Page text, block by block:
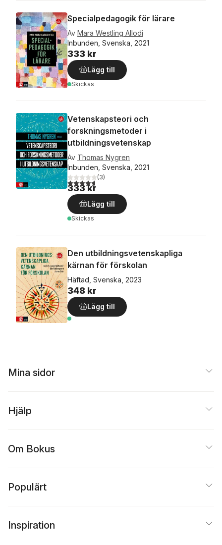
Specialpedagogik för lärare
Av Mara Westling Allodi
Inbunden, Svenska, 2021
333 kr
Lägg till
Skickas
Vetenskapsteori och
forskningsmetoder i
utbildningsvetenskap
Av Thomas Nygren
Inbunden, Svenska, 2021
4,7utav 5 stjärnor. Totalt antal röster:
(3)
333 kr
Lägg till
Skickas
Den utbildningsvetenskapliga
kärnan för förskolan
Häftad, Svenska, 2023
348 kr
Lägg till
Mina sidor
Hjälp
Om Bokus
Populärt
Inspiration